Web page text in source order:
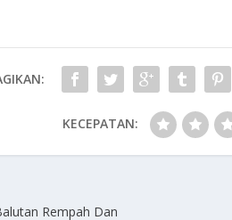
KECEPATAN:
Rempah Dan